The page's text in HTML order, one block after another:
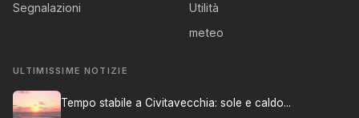
Segnalazioni
Utilità
meteo
ULTIMISSIME NOTIZIE
Tempo stabile a Civitavecchia: sole e caldo...